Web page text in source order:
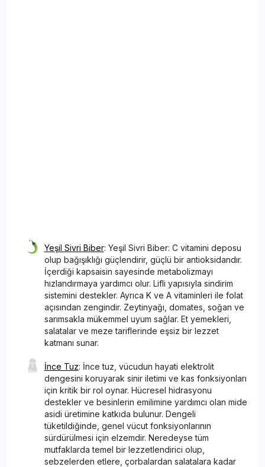
Yeşil Sivri Biber: Yeşil Sivri Biber: C vitamini deposu
olup bağışıklığı güçlendirir, güçlü bir antioksidandır.
İçerdiği kapsaisin sayesinde metabolizmayı
hızlandırmaya yardımcı olur. Lifli yapısıyla sindirim
sistemini destekler. Ayrıca K ve A vitaminleri ile folat
açısından zengindir. Zeytinyağı, domates, soğan ve
sarımsakla mükemmel uyum sağlar. Et yemekleri,
salatalar ve meze tariflerinde eşsiz bir lezzet
katmanı sunar.
İnce Tuz: İnce tuz, vücudun hayati elektrolit
dengesini koruyarak sinir iletimi ve kas fonksiyonları
için kritik bir rol oynar. Hücresel hidrasyonu
destekler ve besinlerin emilimine yardımcı olan mide
asidi üretimine katkıda bulunur. Dengeli
tüketildiğinde, genel vücut fonksiyonlarının
sürdürülmesi için elzemdir. Neredeyse tüm
mutfaklarda temel bir lezzetlendirici olup,
sebzelerden etlere, çorbalardan salatalara kadar